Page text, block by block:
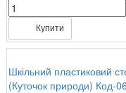
Купити
Шкільний пластиковий
(Куточок природи) Код-